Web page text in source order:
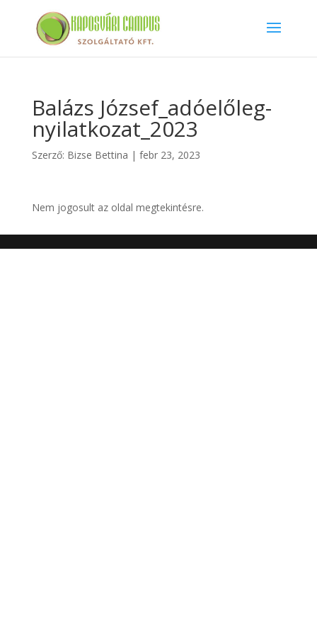
Balázs József_adóelőleg-
nyilatkozat_2023
Szerző: Bizse Bettina | febr 23, 2023
Nem jogosult az oldal megtekintésre.